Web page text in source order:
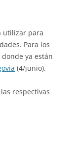
utilizar para
Para los
donde ya están
(4/junio).
respectivas